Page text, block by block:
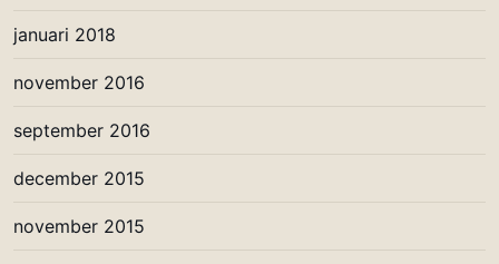
januari 2018
november 2016
september 2016
december 2015
november 2015